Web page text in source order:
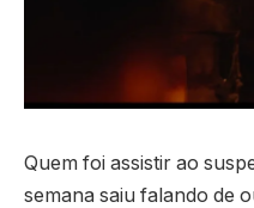
Quem foi assistir ao
semana saiu falando de